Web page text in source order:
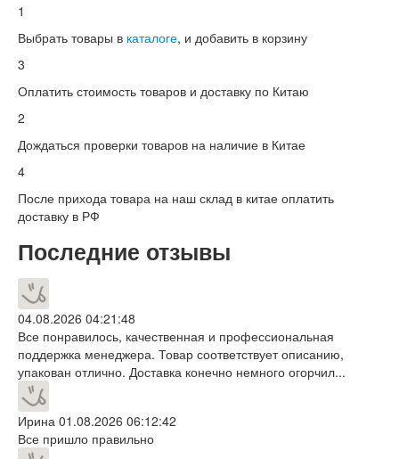
1
Выбрать товары в каталоге, и добавить в корзину
3
Оплатить стоимость товаров и доставку по Китаю
2
Дождаться проверки товаров на наличие в Китае
4
После прихода товара на наш склад в китае оплатить
доставку в РФ
Последние отзывы
04.08.2026 04:21:48
Все понравилось, качественная и профессиональная
поддержка менеджера. Товар соответствует описанию,
упакован отлично. Доставка конечно немного огорчил...
Ирина 01.08.2026 06:12:42
Все пришло правильно